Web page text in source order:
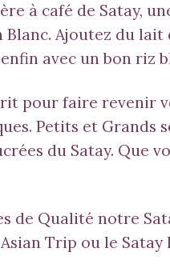
à café de Satay,
Blanc. Ajoutez du
avec un bon riz
pour faire revenir
Petits et Grands
du Satay. Que
de Qualité notre
Trip ou le Satay